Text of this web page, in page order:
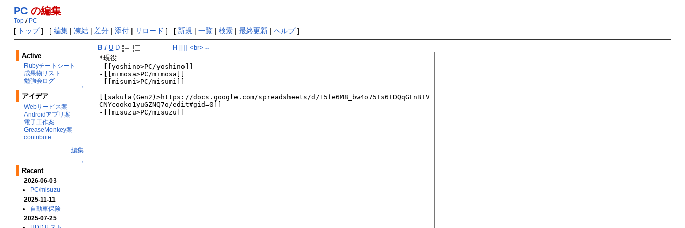
PCの編集
Top/ PC
[ トップ] [ 編集| 凍結| 差分| 添付| リロード ] [ 新規 | 一覧| 検索| 最終更新| ヘルプ]
Active
Rubyチートシート
成果物リスト
勉強会ログ
↑
アイデア
Webサービス案
Androidアプリ案
電子工作案
GreaseMonkey案
contribute
編集
↑
Recent
2026-06-03
PC/misuzu
2025-11-11
自動車保険
2025-07-25
B I U D H [[]] <br> --